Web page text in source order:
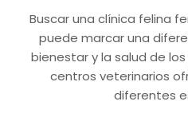
Buscar una clínica felina
puede marcar una
bienestar y la salud de
centros veterinarios
diferentes